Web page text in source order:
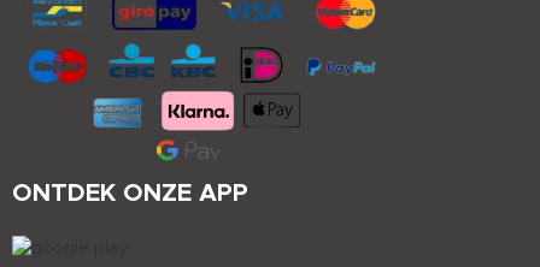
ONTDEK ONZE APP